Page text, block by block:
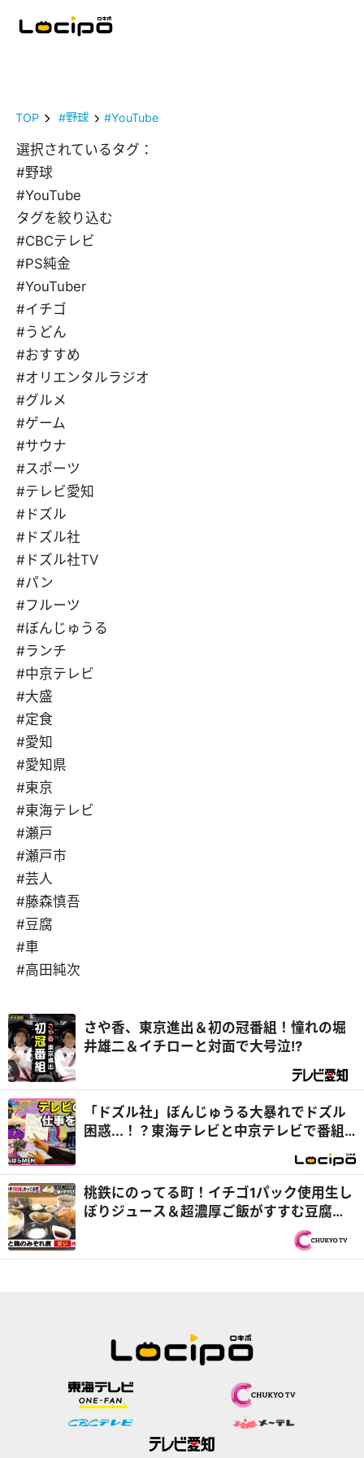
TOP #野球 #YouTube
選択されているタグ：
#野球
#YouTube
タグを絞り込む
#CBCテレビ
#PS純金
#YouTuber
#イチゴ
#うどん
#おすすめ
#オリエンタルラジオ
#グルメ
#ゲーム
#サウナ
#スポーツ
#テレビ愛知
#ドズル
#ドズル社
#ドズル社TV
#パン
#フルーツ
#ぼんじゅうる
#ランチ
#中京テレビ
#大盛
#定食
#愛知
#愛知県
#東京
#東海テレビ
#瀬戸
#瀬戸市
#芸人
#藤森慎吾
#豆腐
#車
#高田純次
さや香、東京進出＆初の冠番組！憧れの堀
井雄二＆イチローと対面で大号泣!?
「ドズル社」ぼんじゅうる大暴れでドズル
困惑...！？東海テレビと中京テレビで番組
桃鉄にのってる町！イチゴ1パック使用生し
ぼりジュース＆超濃厚ご飯がすすむ豆腐丼